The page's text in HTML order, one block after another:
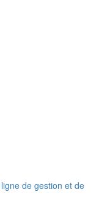
de gestion et de